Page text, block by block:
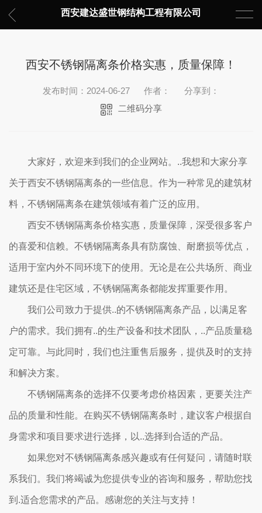
西安建达盛世钢结构工程有限公司
西安不锈钢隔离条价格实惠，质量保障！
发布时间：2024-06-27 作者：
分享到：
二维码分享
大家好，欢迎来到我们的企业网站。..我想和大家分享
关于西安不锈钢隔离条的一些信息。作为一种常见的建筑材
料，不锈钢隔离条在建筑领域有着广泛的应用。
西安不锈钢隔离条价格实惠，质量保障，深受很多客户
的喜爱和信赖。不锈钢隔离条具有防腐蚀、耐磨损等优点，
适用于室内外不同环境下的使用。无论是在公共场所、商业
建筑还是住宅区域，不锈钢隔离条都能发挥重要作用。
我们公司致力于提供..的不锈钢隔离条产品，以满足客
户的需求。我们拥有..的生产设备和技术团队，..产品质量稳
定可靠。与此同时，我们也注重售后服务，提供及时的支持
和解决方案。
不锈钢隔离条的选择不仅要考虑价格因素，更要关注产
品的质量和性能。在购买不锈钢隔离条时，建议客户根据自
身需求和项目要求进行选择，以..选择到合适的产品。
如果您对不锈钢隔离条感兴趣或有任何疑问，请随时联
系我们。我们将竭诚为您提供专业的咨询和服务，帮助您找
到.适合您需求的产品。感谢您的关注与支持！